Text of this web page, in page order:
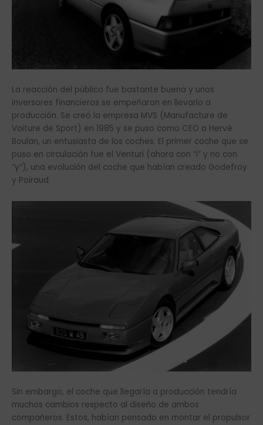
La reacción del público fue bastante buena y unos
inversores financieros se empeñaron en llevarlo a
producción. Se creó la empresa MVS (Manufacture de
Voiture de Sport) en 1985 y se puso como CEO a Hervé
Boulan, un entusiasta de los coches. El primer coche que se
puso en circulación fue el Venturi (ahora con “i” y no con
“y”), una evolución del coche que habían creado Godefroy
y Poiraud.
Sin embargo, el coche que llegaría a producción tendría
muchos cambios respecto al diseño de ambos
compañeros. Estos, habían pensado en montar el propulsor